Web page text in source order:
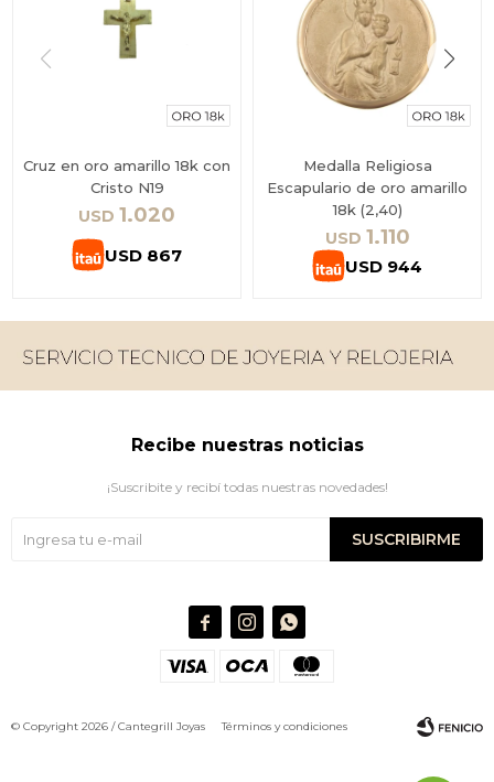
Cruz en oro amarillo 18k con
Cristo N19
USD 1.020
USD 867
Medalla Religiosa
Escapulario de oro amarillo
18k (2,40)
USD 1.110
USD 944
Recibe nuestras noticias
¡Suscribite y recibí todas nuestras novedades!
SUSCRIBIRME
  
© Copyright 2026 / Cantegrill JoyasTérminos y condiciones